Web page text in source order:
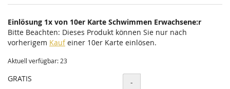
Einlösung 1x von 10er Karte Schwimmen Erwachsene:r
Bitte Beachten: Dieses Produkt können Sie nur nach
vorherigem Kaufeiner 10er Karte einlösen.
Aktuell verfügbar: 23
GRATIS Menge
-